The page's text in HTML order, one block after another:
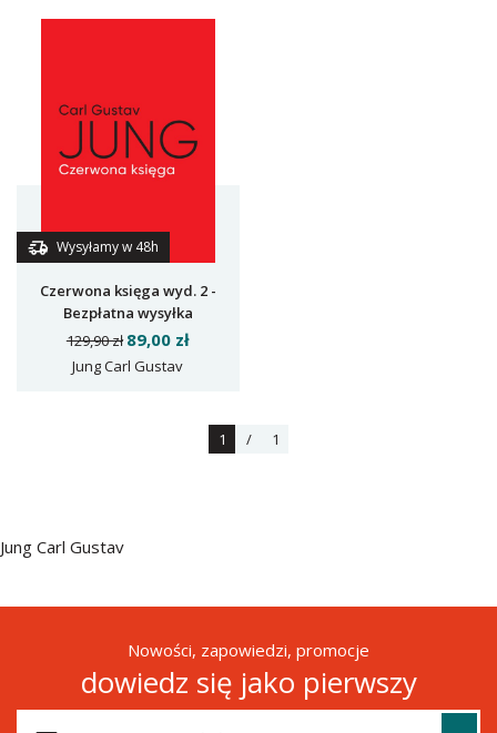
Wysyłamy w 48h
Czerwona księga wyd. 2 -
Bezpłatna wysyłka
przedświąteczna
PROMOCJA
129,90 zł 89,00 zł
Jung Carl Gustav
1 / 1
Jung Carl Gustav
Nowości, zapowiedzi, promocje
dowiedz się jako pierwszy